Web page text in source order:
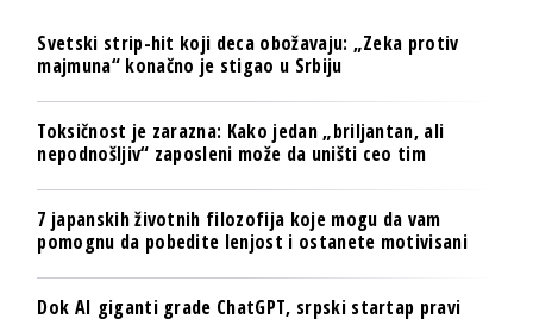
Svetski strip-hit koji deca obožavaju: „Zeka protiv
majmuna“ konačno je stigao u Srbiju
Toksičnost je zarazna: Kako jedan „briljantan, ali
nepodnošljiv“ zaposleni može da uništi ceo tim
7 japanskih životnih filozofija koje mogu da vam
pomognu da pobedite lenjost i ostanete motivisani
Dok AI giganti grade ChatGPT, srpski startap pravi